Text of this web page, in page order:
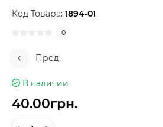
Код Товара: 1894-01
0
Пред.
В наличии
40.00грн.